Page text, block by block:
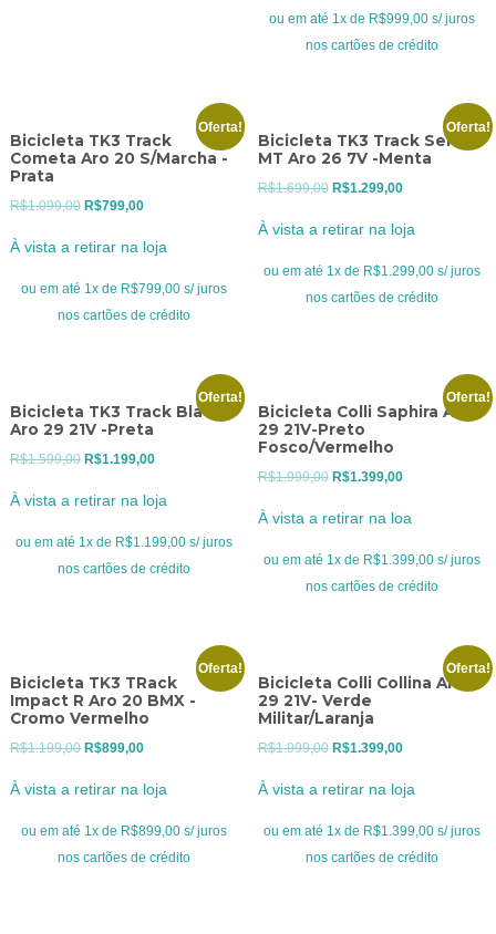
era:
R$1.399,00.
é:
R$999,00.
ou em até 1x de R$999,00 s/ juros
nos cartões de crédito
Oferta!
Bicicleta TK3 Track
Cometa Aro 20 S/Marcha -
Prata
R$1.099,00 O
era:
R$1.099,00.
R$799,00O
atual
é:
R$799,00.
À vista a retirar na loja
ou em até 1x de R$799,00 s/ juros
nos cartões de crédito
Oferta!
Bicicleta TK3 Track Serana
MT Aro 26 7V -Menta
R$1.699,00 O
era:
R$1.699,00.
R$1.299,00O
atual
é:
R$1.299,00.
À vista a retirar na loja
ou em até 1x de R$1.299,00 s/ juros
nos cartões de crédito
Oferta!
Bicicleta TK3 Track Black
Aro 29 21V -Preta
R$1.599,00 O
era:
R$1.599,00.
R$1.199,00O
atual
é:
R$1.199,00.
À vista a retirar na loja
ou em até 1x de R$1.199,00 s/ juros
nos cartões de crédito
Oferta!
Bicicleta Colli Saphira Aro
29 21V-Preto
Fosco/Vermelho
R$1.999,00 O
era:
R$1.999,00.
R$1.399,00O
é:
R$1.399,00.
À vista a retirar na loa
ou em até 1x de R$1.399,00 s/ juros
nos cartões de crédito
Oferta!
Bicicleta TK3 TRack
Impact R Aro 20 BMX -
Cromo Vermelho
R$1.199,00 O
original
era:
R$1.199,00.
R$899,00O
atual
é:
R$899,00.
À vista a retirar na loja
ou em até 1x de R$899,00 s/ juros
nos cartões de crédito
Oferta!
Bicicleta Colli Collina Aro
29 21V- Verde
Militar/Laranja
R$1.999,00 O
original
era:
R$1.999,00.
R$1.399,00O
atual
é:
R$1.399,00.
À vista a retirar na loja
ou em até 1x de R$1.399,00 s/ juros
nos cartões de crédito